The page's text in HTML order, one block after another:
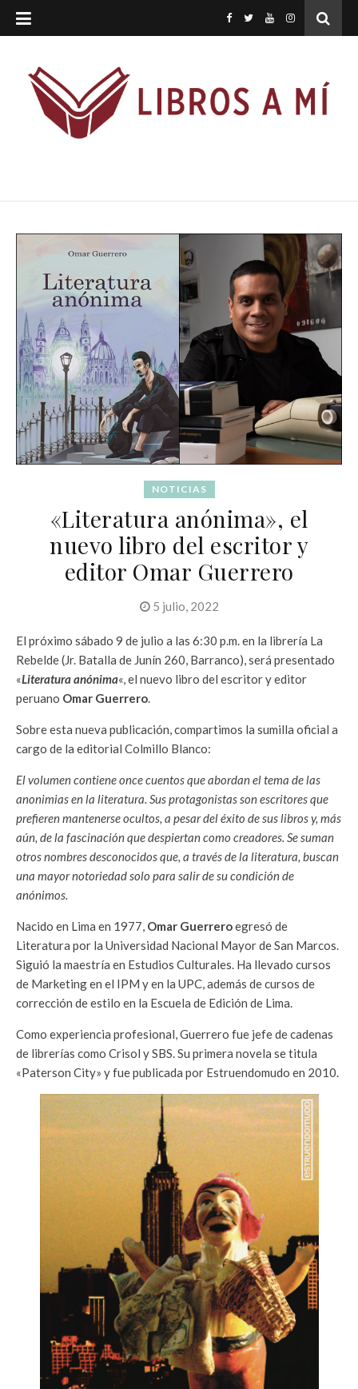
NOTICIAS
«Literatura anónima», el
nuevo libro del escritor y
editor Omar Guerrero
5 julio, 2022
El próximo sábado 9 de julio a las 6:30 p.m. en la librería La
Rebelde (Jr. Batalla de Junín 260, Barranco), será presentado
«Literatura anónima«, el nuevo libro del escritor y editor
peruano Omar Guerrero.
Sobre esta nueva publicación, compartimos la sumilla oficial a
cargo de la editorial Colmillo Blanco:
El volumen contiene once cuentos que abordan el tema de las
anonimias en la literatura. Sus protagonistas son escritores que
prefieren mantenerse ocultos, a pesar del éxito de sus libros y, más
aún, de la fascinación que despiertan como creadores. Se suman
otros nombres desconocidos que, a través de la literatura, buscan
una mayor notoriedad solo para salir de su condición de
anónimos.
Nacido en Lima en 1977, Omar Guerreroegresó de
Literatura por la Universidad Nacional Mayor de San Marcos.
Siguió la maestría en Estudios Culturales. Ha llevado cursos
de Marketing en el IPM y en la UPC, además de cursos de
corrección de estilo en la Escuela de Edición de Lima.
Como experiencia profesional, Guerrero fue jefe de cadenas
de librerías como Crisol y SBS. Su primera novela se titula
«Paterson City» y fue publicada por Estruendomudo en 2010.